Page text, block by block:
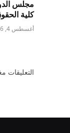
مجلس
كلية
أغسطس 4, 2026
التعليقات